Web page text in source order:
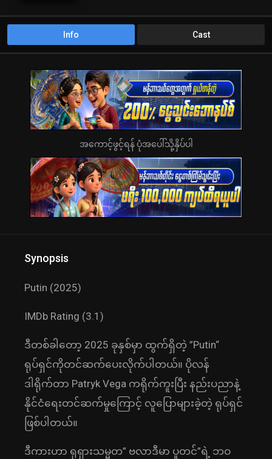
Info Cast
အကောင့်ဖွင့်ရန် ပုံအပေါ်သို့နှိပ်ပါ
Synopsis
Putin (2025)
IMDb Rating (3.1)
ဒီတစ်ခါတော့ 2025 ခုနှစ်မှာ ထွက်ရှိတဲ့ ”Putin“
ရုပ်ရှင်ကိုတင်ဆက်ပေးလိုက်ပါတယ်။ ပိုလန်
ဒါရိုက်တာ Patryk Vega ကရိုက်ကူးပြီး နည်းပညာနဲ့
နိုင်ငံရေးတင်ဆက်မှုကြောင့် လူပြောများခဲ့တဲ့ ရုပ်ရှင်
ဖြစ်ပါတယ်။
ဒီကားဟာ ရုရှားသမ္မတ” ဗလာဒီမာ ပူတင်”ရဲ့ ဘဝ